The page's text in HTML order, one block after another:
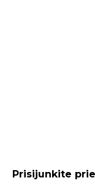
Prisijunkite